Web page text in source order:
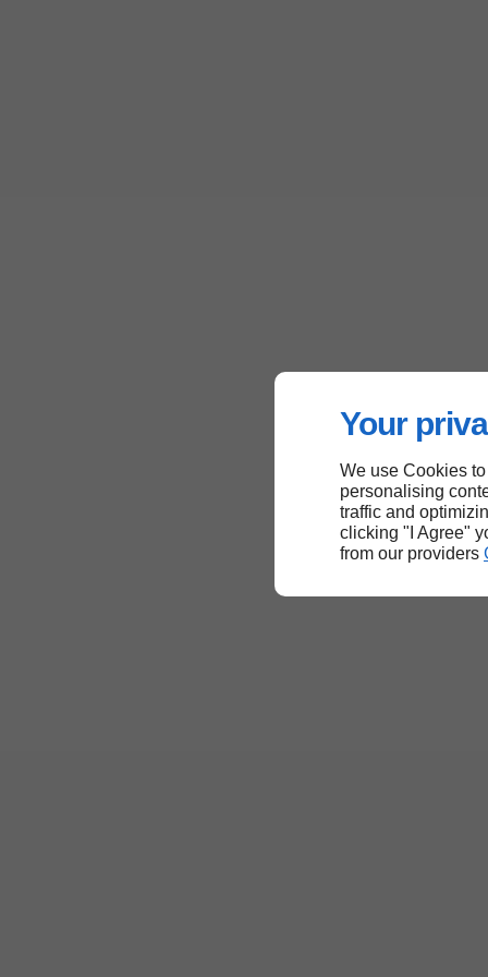
Your
We use Cookies
personalising
traffic and
clicking "I Agree"
from our providers